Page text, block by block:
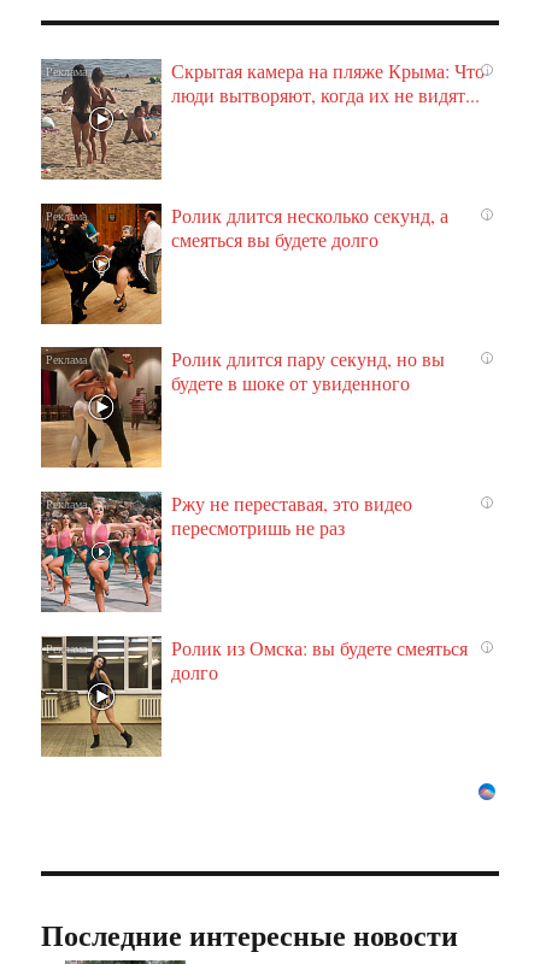
i
Скрытая камера на пляже Крыма: Что
люди вытворяют, когда их не видят...
i
Ролик длится несколько секунд, а
смеяться вы будете долго
i
Ролик длится пару секунд, но вы
будете в шоке от увиденного
i
Ржу не переставая, это видео
пересмотришь не раз
i
Ролик из Омска: вы будете смеяться
долго
Последние интересные новости